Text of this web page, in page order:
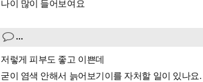
나이 많이 들어보여요
...
저렇게 피부도 좋고 이쁜데
굳이 염색 안해서 늙어보기이를 자처할 일이 있나요.